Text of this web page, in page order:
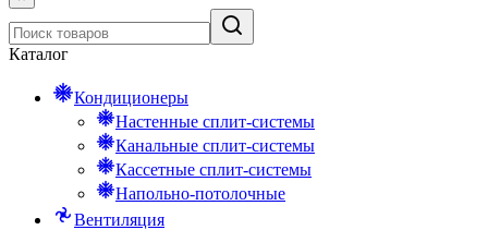
Каталог
Кондиционеры
Настенные сплит-системы
Канальные сплит-системы
Кассетные сплит-системы
Напольно-потолочные
Вентиляция